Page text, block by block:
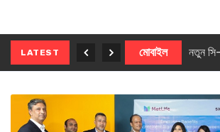
LATEST মোবাইল